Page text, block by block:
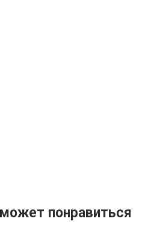
понравиться